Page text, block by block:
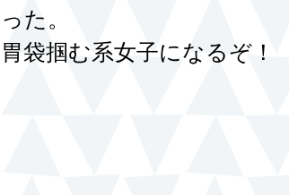
った。
胃袋掴む系女子になるぞ！